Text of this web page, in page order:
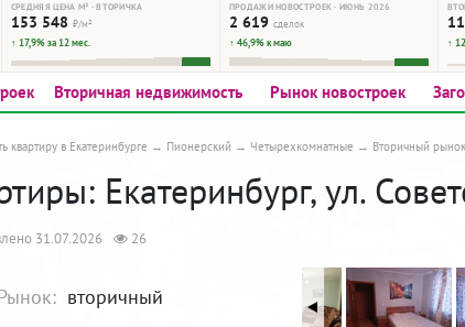
СРЕДНЯЯ ЦЕНА М² · ВТОРИЧКА
153 548 ₽/м²
↑ 17,9% за 12 мес.
ПРОДАЖИ НОВОСТРОЕК · ИЮНЬ 2026
2 619 сделок
↑ 46,9% к маю
↑
Вторичная недвижимость Рынок новостроек
квартиру в Екатеринбурге Пионерский Четырехкомнатные Вторичный рынок
Екатеринбург, ул.
31.07.2026 26
вторичный